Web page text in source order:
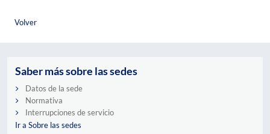
Volver
Saber más sobre las sedes
Datos de la sede
Normativa
Interrupciones de servicio
Ir a Sobre las sedes